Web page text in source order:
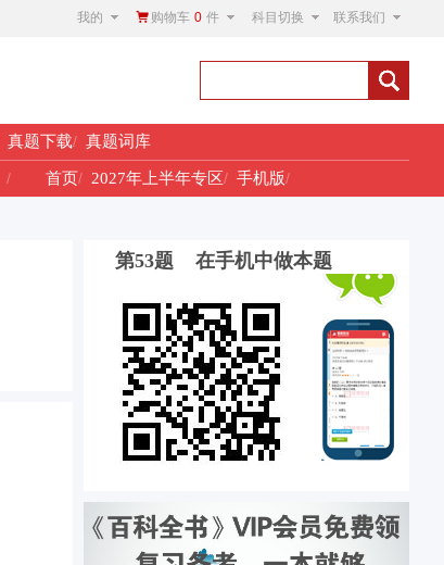
我的 购物车 0 件 科目切换 联系我们
真题下载/ 真题词库
/ 首页/ 2027年上半年专区/ 手机版/
第53题 在手机中做本题